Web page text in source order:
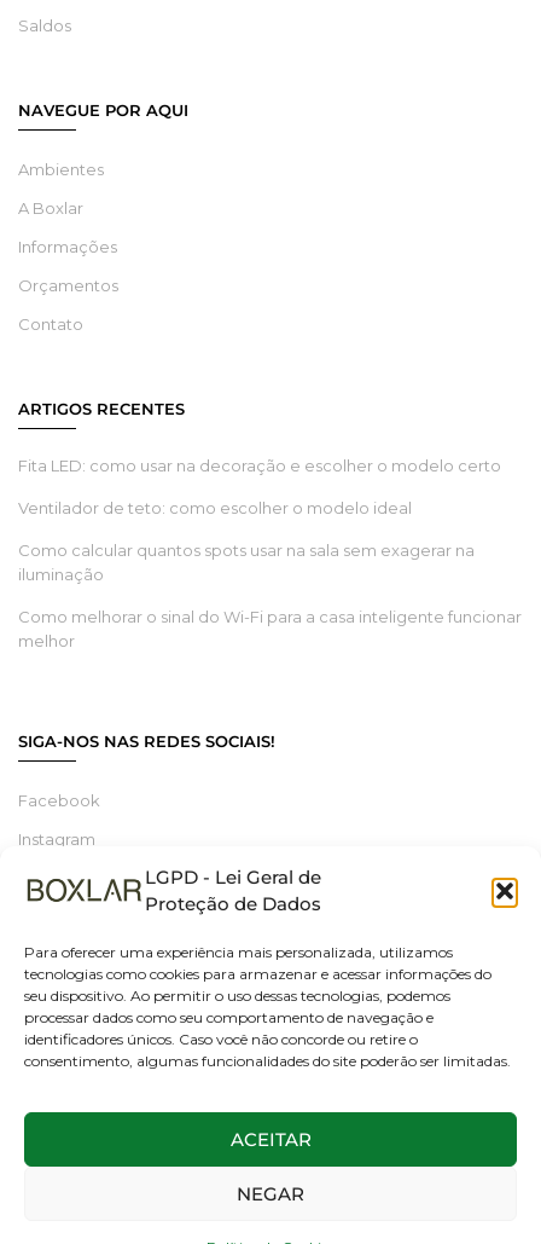
LGPD - Lei Geral de
Proteção de Dados
Para oferecer uma experiência mais personalizada, utilizamos
tecnologias como cookies para armazenar e acessar informações do
seu dispositivo. Ao permitir o uso dessas tecnologias, podemos
processar dados como seu comportamento de navegação e
identificadores únicos. Caso você não concorde ou retire o
consentimento, algumas funcionalidades do site poderão ser limitadas.
ACEITAR
NEGAR
Saldos
NAVEGUE POR AQUI
Ambientes
A Boxlar
Informações
Orçamentos
Contato
ARTIGOS RECENTES
Fita LED: como usar na decoração e escolher o modelo certo
Ventilador de teto: como escolher o modelo ideal
Como calcular quantos spots usar na sala sem exagerar na
iluminação
Como melhorar o sinal do Wi-Fi para a casa inteligente funcionar
melhor
SIGA-NOS NAS REDES SOCIAIS!
Facebook
Instagram
Linkedin
© 2025 Boxlar | Soluções em iluminação, elétrica e smart home.
Todos os direitos reservados. – CNPJ 55.267.682/0001-95